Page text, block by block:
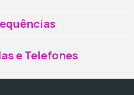
e Telefones